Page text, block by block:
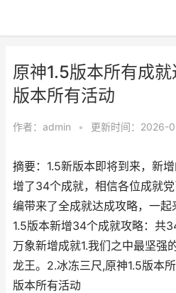
原神1.5版本所有成
版本所有活动
作者： admin • 更新时间：2026-
摘要：1.5新版本即将到来，新
增了34个成就，相信各位成就
编带来了全成就达成攻略，一
1.5版本新增34个成就攻略：共
万象新增成就1.我们之中最坚强
龙王。2.冰冻三尺,原神1.5版本
版本所有活动